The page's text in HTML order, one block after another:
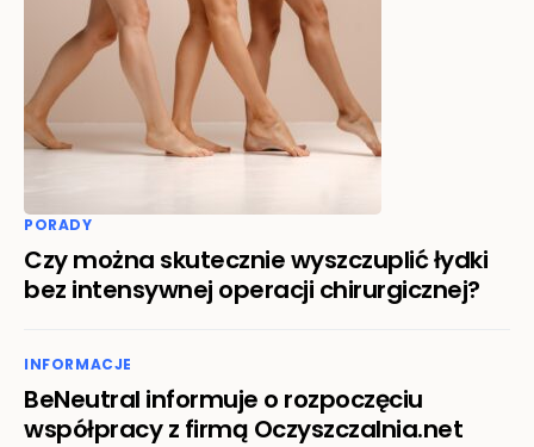
PORADY
Czy można skutecznie wyszczuplić łydki
bez intensywnej operacji chirurgicznej?
INFORMACJE
BeNeutral informuje o rozpoczęciu
współpracy z firmą Oczyszczalnia.net